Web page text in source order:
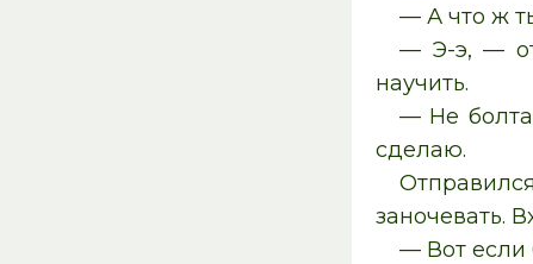
— А что ж
— Э-э, —
научить.
— Не
сделаю.
заночевать.
— Вот если